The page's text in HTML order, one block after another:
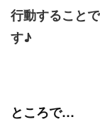
行動すること
す♪
ところで…